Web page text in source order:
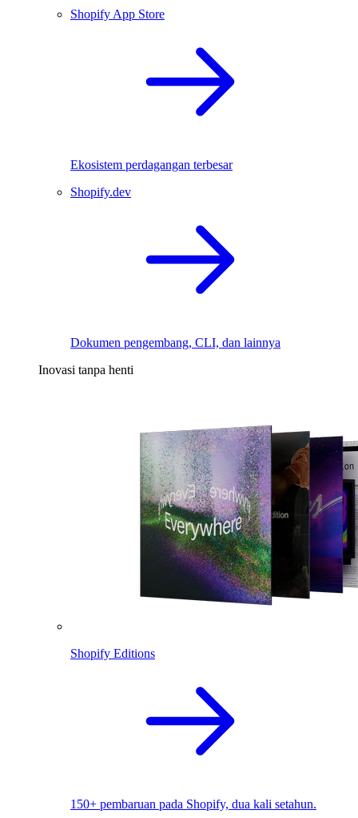
Shopify App Store
Ekosistem perdagangan terbesar
Shopify.dev
Dokumen pengembang, CLI, dan lainnya
Inovasi tanpa henti
Shopify Editions
150+ pembaruan pada Shopify, dua kali setahun.